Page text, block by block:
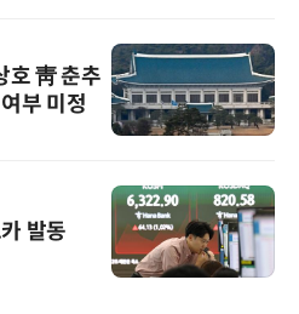
호 靑 춘추
부 미정
발동